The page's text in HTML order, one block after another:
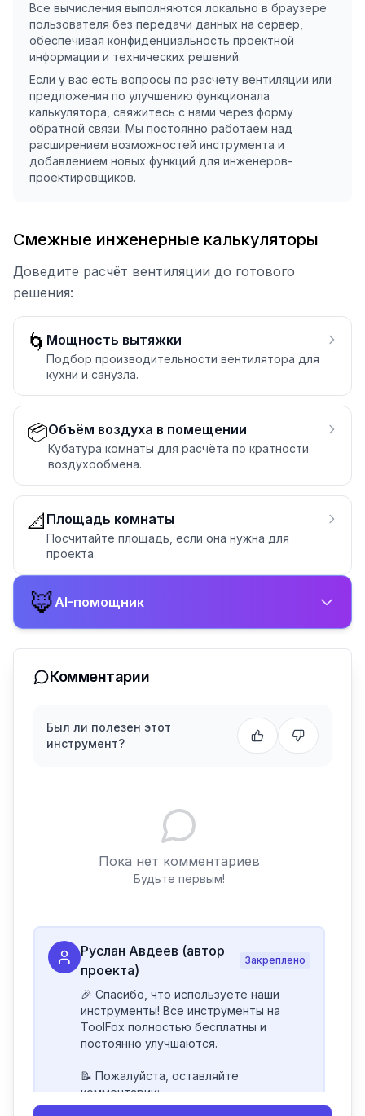
Все вычисления выполняются локально в браузере
пользователя без передачи данных на сервер,
обеспечивая конфиденциальность проектной
информации и технических решений.
Если у вас есть вопросы по расчету вентиляции или
предложения по улучшению функционала
калькулятора, свяжитесь с нами через форму
обратной связи. Мы постоянно работаем над
расширением возможностей инструмента и
добавлением новых функций для инженеров-
проектировщиков.
Смежные инженерные калькуляторы
Доведите расчёт вентиляции до готового
решения:
🌀 Мощность вытяжки
Подбор производительности вентилятора для
кухни и санузла.
📦Объём воздуха в помещении
Кубатура комнаты для расчёта по кратности
воздухообмена.
📐 Площадь комнаты
Посчитайте площадь, если она нужна для
проекта.
🦊AI-помощник
Комментарии
Был ли полезен этот
инструмент?
Пока нет комментариев
Будьте первым!
Руслан Авдеев (автор
проекта)
Закреплено
🎉 Спасибо, что используете наши
инструменты! Все инструменты на
ToolFox полностью бесплатны и
постоянно улучшаются.
📝 Пожалуйста, оставляйте
комментарии:
- Если инструмент работает